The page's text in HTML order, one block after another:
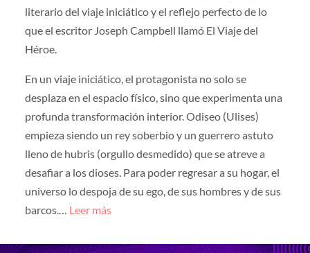
literario del viaje iniciático y el reflejo perfecto de lo
que el escritor Joseph Campbell llamó El Viaje del
Héroe.
En un viaje iniciático, el protagonista no solo se
desplaza en el espacio físico, sino que experimenta una
profunda transformación interior. Odiseo (Ulises)
empieza siendo un rey soberbio y un guerrero astuto
lleno de hubris (orgullo desmedido) que se atreve a
desafiar a los dioses. Para poder regresar a su hogar, el
universo lo despoja de su ego, de sus hombres y de sus
barcos.… Leer más